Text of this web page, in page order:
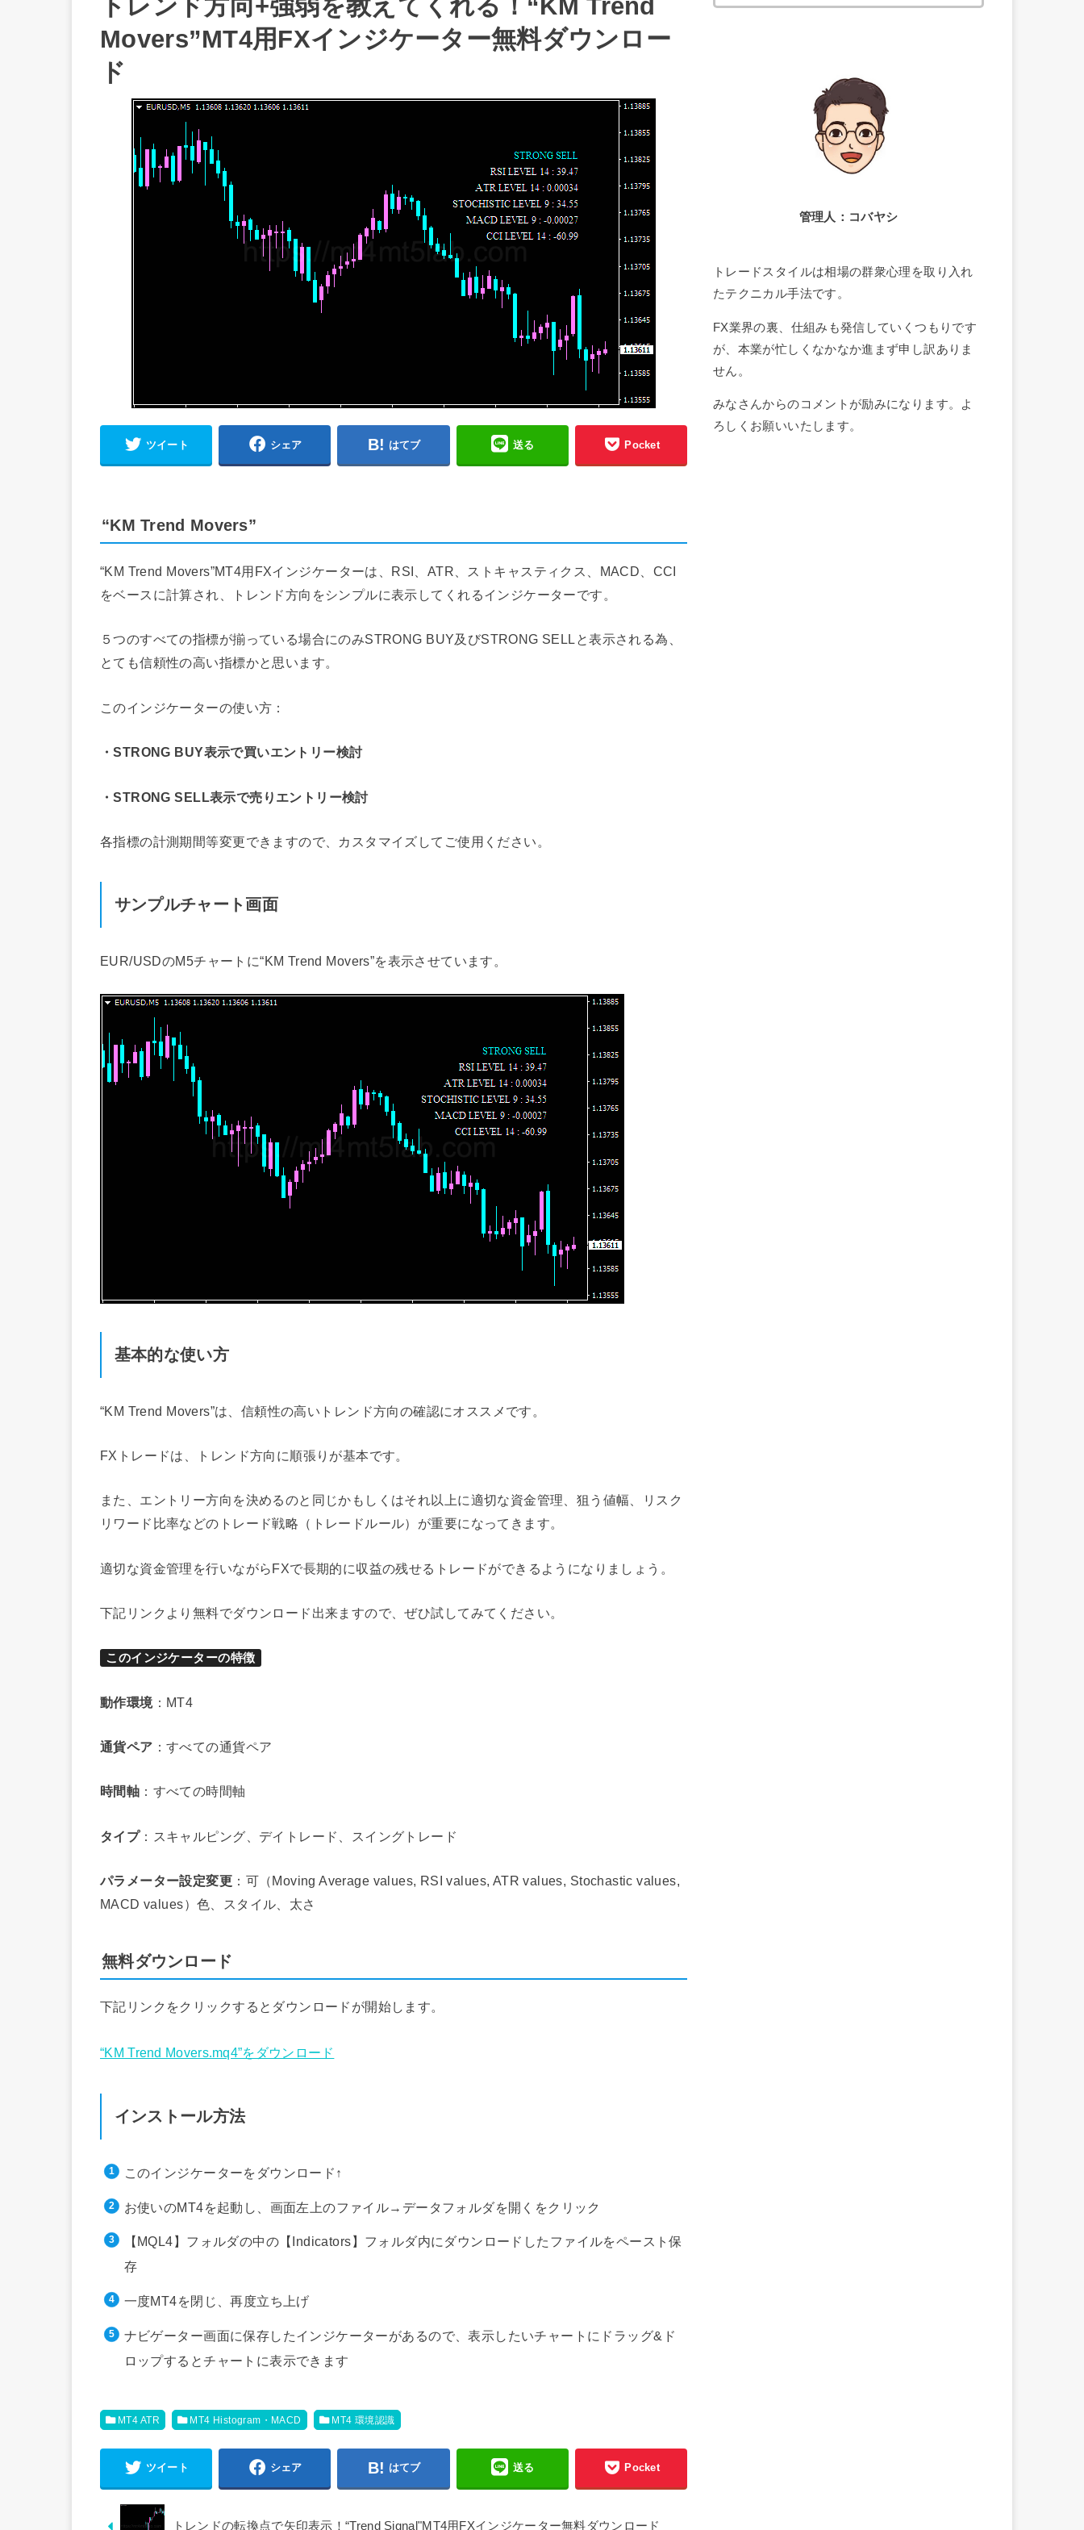
トレンド方向+強弱を教えてくれる！“KM Trend
Movers”MT4用FXインジケーター無料ダウンロー
ド
ツイート シェア はてブ 送る Pocket
“KM Trend Movers”
“KM Trend Movers”MT4用FXインジケーターは、RSI、ATR、ストキャスティクス、MACD、CCI
をベースに計算され、トレンド方向をシンプルに表示してくれるインジケーターです。
５つのすべての指標が揃っている場合にのみSTRONG BUY及びSTRONG SELLと表示される為、
とても信頼性の高い指標かと思います。
このインジケーターの使い方：
・STRONG BUY表示で買いエントリー検討
・STRONG SELL表示で売りエントリー検討
各指標の計測期間等変更できますので、カスタマイズしてご使用ください。
サンプルチャート画面
EUR/USDのM5チャートに“KM Trend Movers”を表示させています。
基本的な使い方
“KM Trend Movers”は、信頼性の高いトレンド方向の確認にオススメです。
FXトレードは、トレンド方向に順張りが基本です。
また、エントリー方向を決めるのと同じかもしくはそれ以上に適切な資金管理、狙う値幅、リスク
リワード比率などのトレード戦略（トレードルール）が重要になってきます。
適切な資金管理を行いながらFXで長期的に収益の残せるトレードができるようになりましょう。
下記リンクより無料でダウンロード出来ますので、ぜひ試してみてください。
このインジケーターの特徴
動作環境：MT4
通貨ペア ：すべての通貨ペア
時間軸 ：すべての時間軸
タイプ：スキャルピング、デイトレード、スイングトレード
パラメーター設定変更 ：可（Moving Average values, RSI values, ATR values, Stochastic values,
MACD values）色、スタイル、太さ
無料ダウンロード
下記リンクをクリックするとダウンロードが開始します。
“KM Trend Movers.mq4”をダウンロード
インストール方法
このインジケーターをダウンロード↑
お使いのMT4を起動し、画面左上のファイル→データフォルダを開くをクリック
【MQL4】フォルダの中の【Indicators】フォルダ内にダウンロードしたファイルをペースト保
存
一度MT4を閉じ、再度立ち上げ
ナビゲーター画面に保存したインジケーターがあるので、表示したいチャートにドラッグ&ド
ロップするとチャートに表示できます
MT4 ATR MT4 Histogram・MACD MT4 環境認識
ツイート シェア はてブ 送る Pocket
トレンドの転換点で矢印表示！“Trend Signal"MT4用FXインジケーター無料ダウンロード
索:
管理人：コバヤシ
トレードスタイルは相場の群衆心理を取り入れ
たテクニカル手法です。
FX業界の裏、仕組みも発信していくつもりです
が、本業が忙しくなかなか進まず申し訳ありま
せん。
みなさんからのコメントが励みになります。よ
ろしくお願いいたします。